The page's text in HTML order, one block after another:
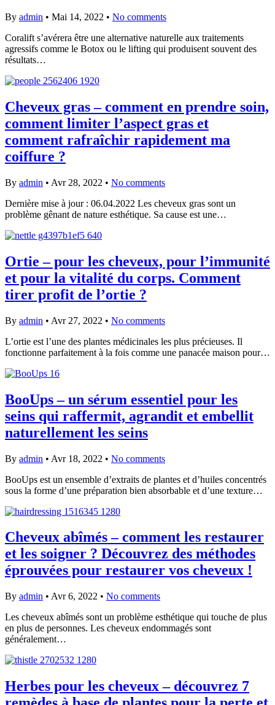
By admin • Mai 14, 2022 • No comments
Coralift s’avérera être une alternative naturelle aux traitements
agressifs comme le Botox ou le lifting qui produisent souvent des
résultats…
Cheveux gras – comment en prendre soin,
comment limiter l’aspect gras et
comment rafraîchir rapidement ma
coiffure ?
By admin • Avr 28, 2022 • No comments
Dernière mise à jour : 06.04.2022 Les cheveux gras sont un
problème gênant de nature esthétique. Sa cause est une…
Ortie – pour les cheveux, pour l’immunité
et pour la vitalité du corps. Comment
tirer profit de l’ortie ?
By admin • Avr 27, 2022 • No comments
L’ortie est l’une des plantes médicinales les plus précieuses. Il
fonctionne parfaitement à la fois comme une panacée maison pour…
BooUps – un sérum essentiel pour les
seins qui raffermit, agrandit et embellit
naturellement les seins
By admin • Avr 18, 2022 • No comments
BooUps est un ensemble d’extraits de plantes et d’huiles concentrés
sous la forme d’une préparation bien absorbable et d’une texture…
Cheveux abîmés – comment les restaurer
et les soigner ? Découvrez des méthodes
éprouvées pour restaurer vos cheveux !
By admin • Avr 6, 2022 • No comments
Les cheveux abîmés sont un problème esthétique qui touche de plus
en plus de personnes. Les cheveux endommagés sont
généralement…
Herbes pour les cheveux – découvrez 7